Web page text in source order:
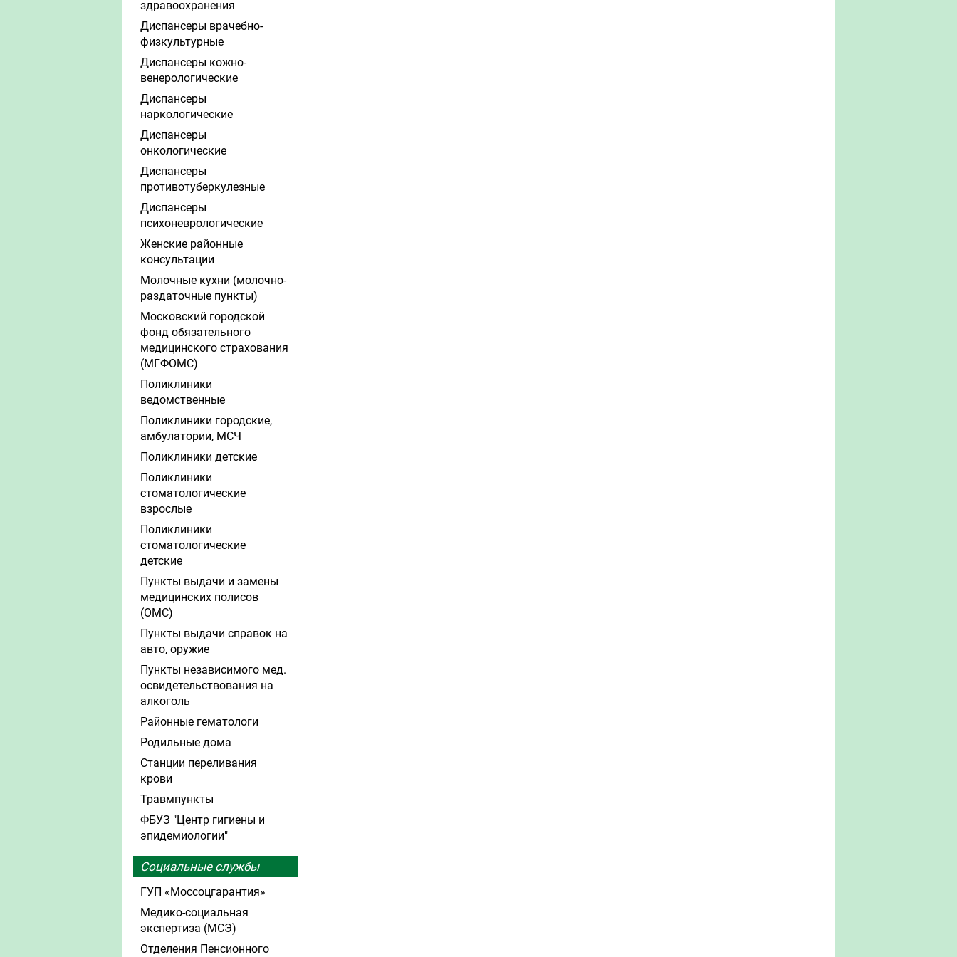
здравоохранения
Диспансеры врачебно-
физкультурные
Диспансеры кожно-
венерологические
Диспансеры
наркологические
Диспансеры
онкологические
Диспансеры
противотуберкулезные
Диспансеры
психоневрологические
Женские районные
консультации
Молочные кухни (молочно-
раздаточные пункты)
Московский городской
фонд обязательного
медицинского страхования
(МГФОМС)
Поликлиники
ведомственные
Поликлиники городские,
амбулатории, МСЧ
Поликлиники детские
Поликлиники
стоматологические
взрослые
Поликлиники
стоматологические
детские
Пункты выдачи и замены
медицинских полисов
(ОМС)
Пункты выдачи справок на
авто, оружие
Пункты независимого мед.
освидетельствования на
алкоголь
Районные гематологи
Родильные дома
Станции переливания
крови
Травмпункты
ФБУЗ "Центр гигиены и
эпидемиологии"
Социальные службы
ГУП «Моссоцгарантия»
Медико-социальная
экспертиза (МСЭ)
Отделения Пенсионного